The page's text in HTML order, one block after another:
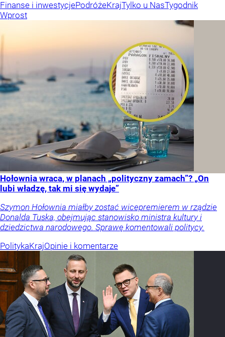
Finanse i inwestycjePodróżeKrajTylko u NasTygodnik
Wprost
Hołownia wraca, w planach „polityczny zamach”? „On
lubi władzę, tak mi się wydaje”
Szymon Hołownia miałby zostać wicepremierem w rządzie
Donalda Tuska, obejmując stanowisko ministra kultury i
dziedzictwa narodowego. Sprawę komentowali politycy.
PolitykaKrajOpinie i komentarze